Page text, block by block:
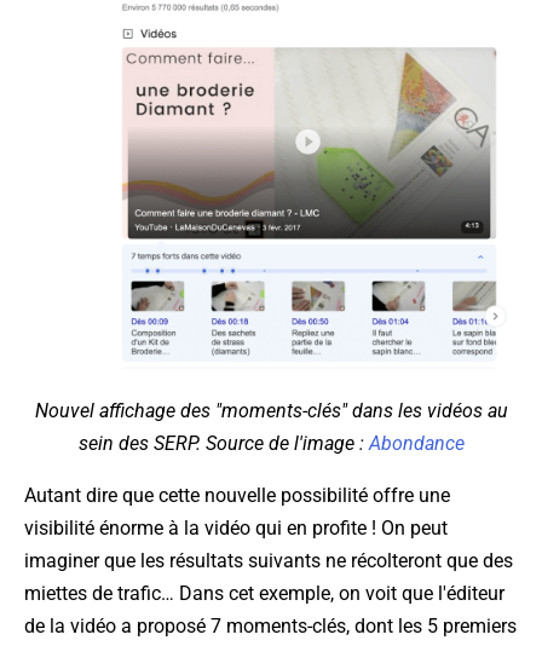
Nouvel affichage des "moments-clés" dans les vidéos au
sein des SERP. Source de l'image :Abondance
Autant dire que cette nouvelle possibilité offre une
visibilité énorme à la vidéo qui en profite ! On peut
imaginer que les résultats suivants ne récolteront que des
miettes de trafic… Dans cet exemple, on voit que l'éditeur
de la vidéo a proposé 7 moments-clés, dont les 5 premiers